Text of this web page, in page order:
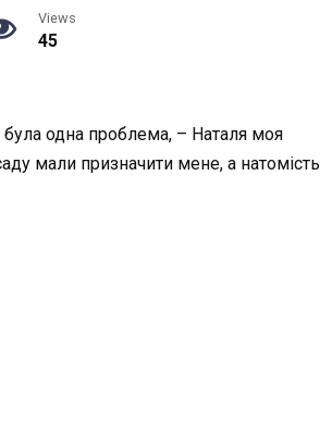
Views
45
одна проблема, – Наталя моя
мали призначити мене, а натомість